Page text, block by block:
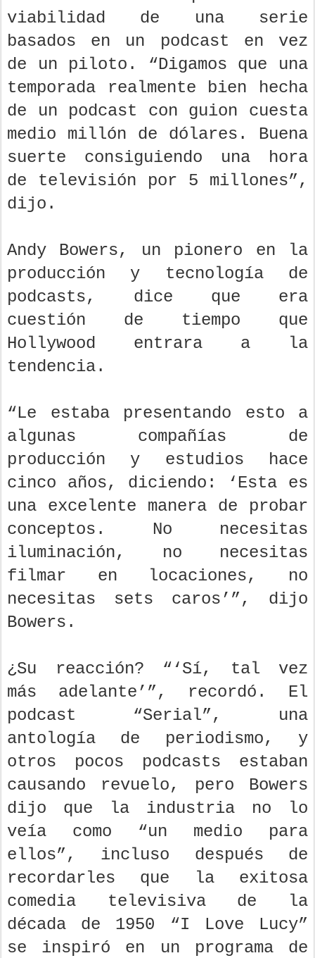
viabilidad de una serie
basados en un podcast en vez
de un piloto. “Digamos que una
temporada realmente bien hecha
de un podcast con guion cuesta
medio millón de dólares. Buena
suerte consiguiendo una hora
de televisión por 5 millones”,
dijo.
Andy Bowers, un pionero en la
producción y tecnología de
podcasts, dice que era
cuestión de tiempo que
Hollywood entrara a la
tendencia.
“Le estaba presentando esto a
algunas compañías de
producción y estudios hace
cinco años, diciendo: ‘Esta es
una excelente manera de probar
conceptos. No necesitas
iluminación, no necesitas
filmar en locaciones, no
necesitas sets caros’”, dijo
Bowers.
¿Su reacción? “‘Sí, tal vez
más adelante’”, recordó. El
podcast “Serial”, una
antología de periodismo, y
otros pocos podcasts estaban
causando revuelo, pero Bowers
dijo que la industria no lo
veía como “un medio para
ellos”, incluso después de
recordarles que la exitosa
comedia televisiva de la
década de 1950 “I Love Lucy”
se inspiró en un programa de